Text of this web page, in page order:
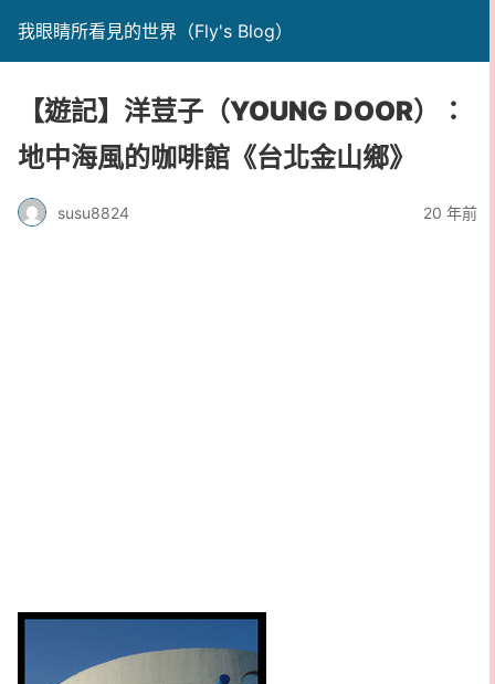
我眼睛所看見的世界（Fly's Blog）
【遊記】洋荳子（YOUNG DOOR）：
地中海風的咖啡館《台北金山鄉》
susu8824 20 年前